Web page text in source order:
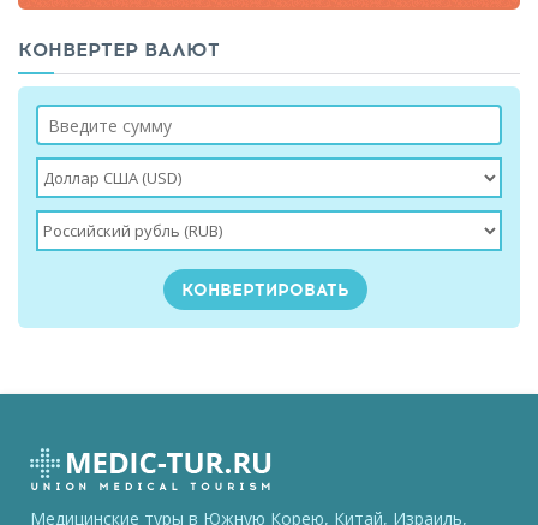
КОНВЕРТЕР ВАЛЮТ
Медицинские туры в Южную Корею, Китай, Израиль,